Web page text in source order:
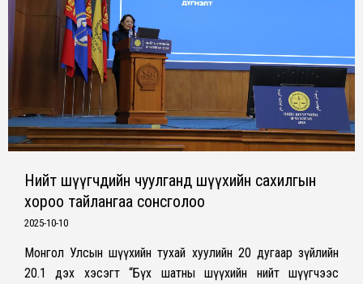
Нийт шүүгчдийн чуулганд шүүхийн сахилгын
хороо тайлангаа сонсголоо
2025-10-10
Монгол Улсын шүүхийн тухай хуулийн 20 дугаар зүйлийн
20.1 дэх хэсэгт “Бүх шатны шүүхийн нийт шүүгчээс